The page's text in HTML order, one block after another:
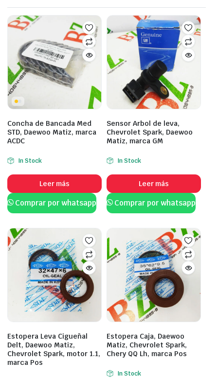
Concha de Bancada Med
STD, Daewoo Matiz, marca
ACDC
In Stock
Leer más
Comprar por whatsapp
Sensor Arbol de leva,
Chevrolet Spark, Daewoo
Matiz, marca GM
In Stock
Leer más
Comprar por whatsapp
Estopera Leva Cigueñal
Delt, Daewoo Matiz,
Chevrolet Spark, motor 1.1,
marca Pos
Estopera Caja, Daewoo
Matiz, Chevrolet Spark,
Chery QQ Lh, marca Pos
In Stock